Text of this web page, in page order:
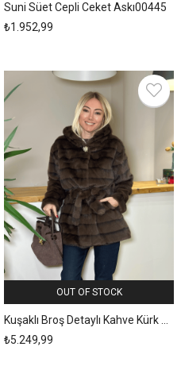
Suni Süet Cepli Ceket Askı00445
₺1.952,99
OUT OF STOCK
₺5.249,99